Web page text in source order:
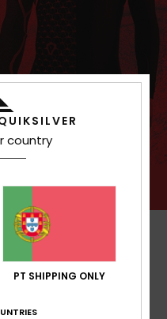
country
PT SHIPPING ONLY